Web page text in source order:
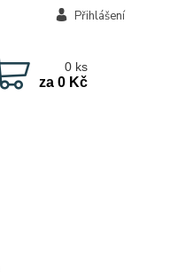
Přihlášení
0 ks
za 0 Kč